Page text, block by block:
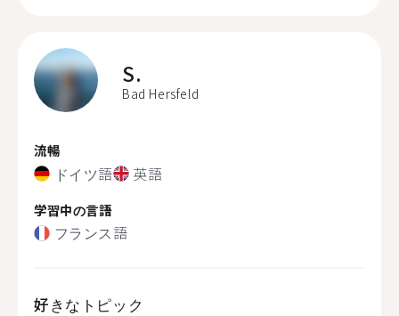
S.
Bad Hersfeld
流暢
ドイツ語 英語
学習中の言語
フランス語
好きなトピック